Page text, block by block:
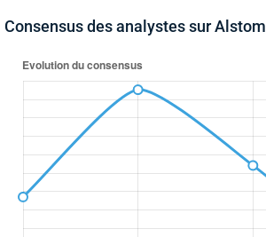
Consensus des analystes sur Alstom